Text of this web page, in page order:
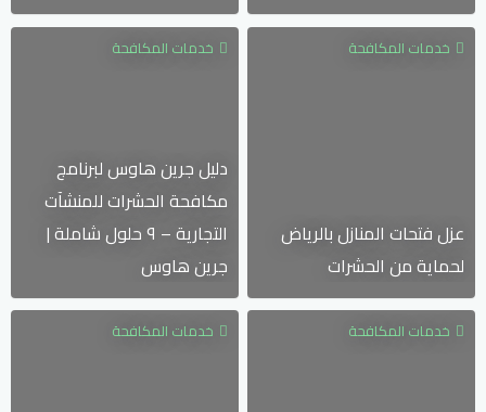
خدمات المكافحة
عزل فتحات المنازل بالرياض
لحماية من الحشرات
خدمات المكافحة
دليل جرين هاوس لبرنامج
مكافحة الحشرات للمنشآت
التجارية – ٩ حلول شاملة |
جرين هاوس
خدمات المكافحة خدمات المكافحة